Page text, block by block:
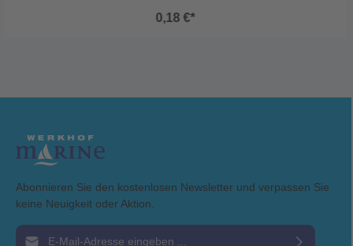
Gewindeart: Metrisches ISO-Gewinde Antrieb: Außensechskant
0,18 €*
Abonnieren Sie den kostenlosen Newsletter und verpassen Sie
keine Neuigkeit oder Aktion.
E-Mail-Adresse*